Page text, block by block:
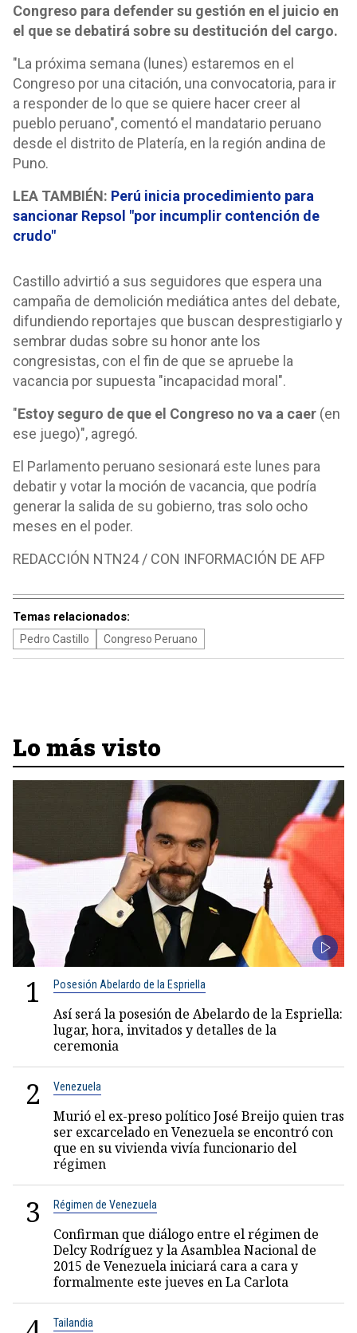
Congreso para defender su gestión en el juicio en
el que se debatirá sobre su destitución del cargo.
"La próxima semana (lunes) estaremos en el
Congreso por una citación, una convocatoria, para ir
a responder de lo que se quiere hacer creer al
pueblo peruano", comentó el mandatario peruano
desde el distrito de Platería, en la región andina de
Puno.
LEA TAMBIÉN: Perú inicia procedimiento para
sancionar Repsol "por incumplir contención de
crudo"
Castillo advirtió a sus seguidores que espera una
campaña de demolición mediática antes del debate,
difundiendo reportajes que buscan desprestigiarlo y
sembrar dudas sobre su honor ante los
congresistas, con el fin de que se apruebe la
vacancia por supuesta "incapacidad moral".
"Estoy seguro de que el Congreso no va a caer (en
ese juego)", agregó.
El Parlamento peruano sesionará este lunes para
debatir y votar la moción de vacancia, que podría
generar la salida de su gobierno, tras solo ocho
meses en el poder.
REDACCIÓN NTN24 / CON INFORMACIÓN DE AFP
Temas relacionados:
Pedro Castillo Congreso Peruano
Lo más visto
1 Posesión Abelardo de la Espriella
Así será la posesión de Abelardo de la Espriella:
lugar, hora, invitados y detalles de la
ceremonia
2 Venezuela
Murió el ex-preso político José Breijo quien tras
ser excarcelado en Venezuela se encontró con
que en su vivienda vivía funcionario del
régimen
3 Régimen de Venezuela
Confirman que diálogo entre el régimen de
Delcy Rodríguez y la Asamblea Nacional de
2015 de Venezuela iniciará cara a cara y
formalmente este jueves en La Carlota
Tailandia